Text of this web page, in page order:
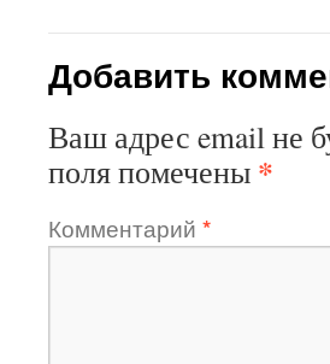
Добавить
Ваш адрес email не
поля помечены *
Комментарий *